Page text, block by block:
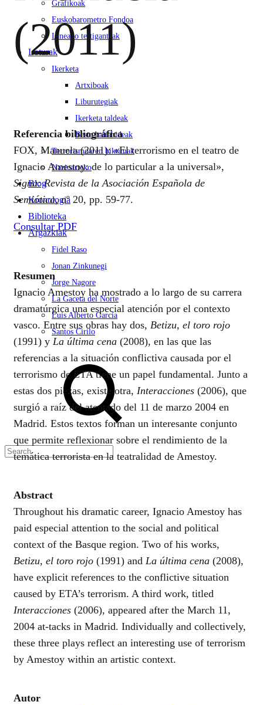
Grafikoak
Euskobarometro Fondoa
Lineako testigantzak
Loturak
Ikerketa
Artxiboak
Liburutegiak
Ikerketa taldeak
Beste baliabideak
Terrorismoaren biktimak
Nazioarteko
Blog
Kronologia
Biblioteka
Argazkiak
Fidel Raso
Jonan Zinkunegi
Jorge Nagore
La Gaceta del Norte
Luis Alberto García
Santos Cirilo
Search
(2011)
Referencia bibliográfica
FOX, Manuela (2011): «El terrorismo en el teatro de
Ignacio Amestoy: de lo particular a la universal»,
Signa: Revista de la Asociación Española de
Semiótica, nº 20, pp. 59-77.
Consultar PDF
Resumen
Ignacio Amestoy ha mostrado a lo largo de su carrera
dramatúrgica una especial atención por el contexto
vasco. Entre sus obras hay dos, Betizu, el toro rojo
(1991) y La última cena (2008), en las que las
referencias a la situación conflictiva causada por el
terrorismo de ETA tiene un papel fundamental. Junto a
estas dos piezas, existe otra, Interacciones (2006), que
surgió a raíz del atentado del 11 de marzo 2004 en
Madrid. Estos textos forman un interesante conjunto
que permite reflexionar sobre el rendimiento de la
temática terrorista en la teatralidad de Amestoy.
Abstract
Throughout his dramatic career, Ignacio Amestoy has
paid especial attention to the social and political
context of the Basque region. Two of his works,
Betizu, el toro rojo (1991) and La última cena (2008),
have explicit references to the conflictive situation
caused by ETA’s terrorism. A third work, titled
Interacciones (2006), appeared after the March 11,
2004 at-tacks in Madrid. Individually and collectively,
these three plays reflect an interesting use of terrorism
by Amestoy within an artistic context.
Autor